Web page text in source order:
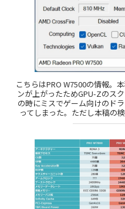
こちらはPRO W7500の情報。
ンが上がったためGPU-Zのス
の時にミスでゲーム向けのド
ってしまった。ただし本稿の